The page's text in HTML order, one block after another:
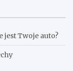
jest Twoje auto?